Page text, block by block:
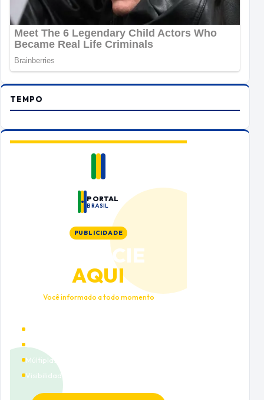
TEMPO
PORTAL
BRASIL
PUBLICIDADE
ANUNCIE
AQUI
Você informado a todo momento
Múltiplas categorias
Visibilidade premium